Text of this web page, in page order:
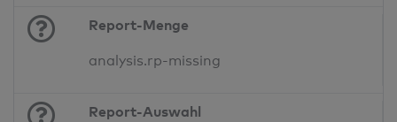
Report-Menge
analysis.rp-missing
Report-Auswahl